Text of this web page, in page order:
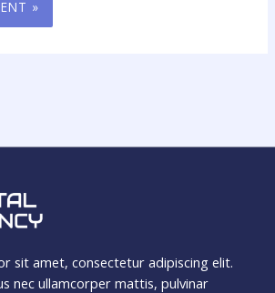
sit amet, consectetur adipiscing elit.
nec ullamcorper mattis, pulvinar